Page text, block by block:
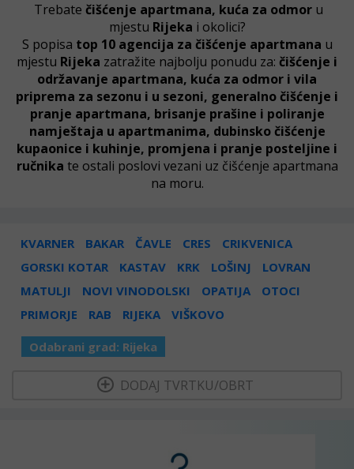
Trebate čišćenje apartmana, kuća za odmor u
mjestu Rijeka i okolici?
S popisa top 10 agencija za čišćenje apartmana u
mjestu Rijeka zatražite najbolju ponudu za: čišćenje i
održavanje apartmana, kuća za odmor i vila
priprema za sezonu i u sezoni, generalno čišćenje i
pranje apartmana, brisanje prašine i poliranje
namještaja u apartmanima, dubinsko čišćenje
kupaonice i kuhinje, promjena i pranje posteljine i
ručnika te ostali poslovi vezani uz čišćenje apartmana
na moru.
KVARNER BAKAR ČAVLE CRES
CRIKVENICA
GORSKI KOTAR
KASTAV KRK LOŠINJ
LOVRAN
MATULJI
NOVI VINODOLSKI OPATIJA
OTOCI
PRIMORJE
RAB RIJEKA VIŠKOVO
Odabrani grad: Rijeka
DODAJ TVRTKU/OBRT